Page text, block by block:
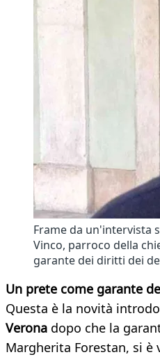
Frame da un'intervista
Vinco, parroco della
garante dei diritti dei
Un prete come garante
Questa è la novità
Verona dopo che la
Margherita Forestan, si è